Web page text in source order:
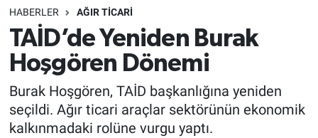
HABERLER AĞIR TİCARİ
TAİD’de Yeniden Burak
Hoşgören Dönemi
Burak Hoşgören, TAİD başkanlığına yeniden
seçildi. Ağır ticari araçlar sektörünün ekonomik
kalkınmadaki rolüne vurgu yaptı.